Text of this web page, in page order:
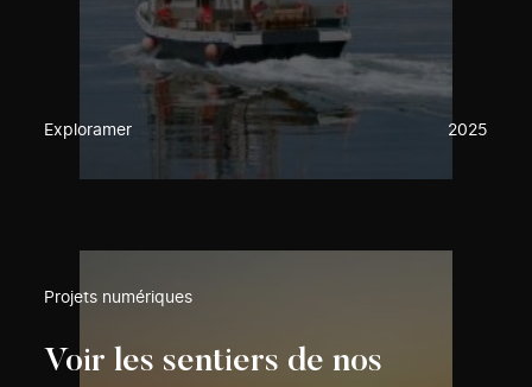
Exploramer 2025
Projets numériques
Voir les sentiers de nos